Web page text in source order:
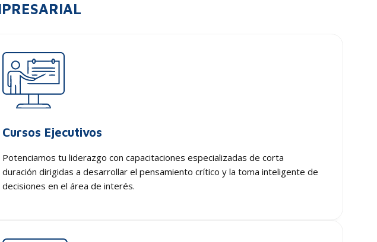
Cursos Ejecutivos
Potenciamos tu liderazgo con capacitaciones especializadas de corta
duración dirigidas a desarrollar el pensamiento crítico y la toma inteligente de
decisiones en el área de interés.